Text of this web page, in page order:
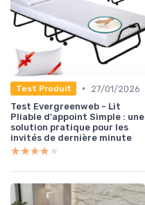
Test Produit •
27/01/2026
Test Evergreenweb - Lit
Pliable d'appoint Simple : une
solution pratique pour les
invités de dernière minute
★★★★★
★★★★★